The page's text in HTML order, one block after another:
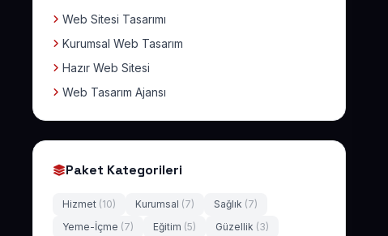
Web Sitesi Tasarımı
Kurumsal Web Tasarım
Hazır Web Sitesi
Web Tasarım Ajansı
Paket Kategorileri
Hizmet (10) Kurumsal (7) Sağlık (7)
Yeme-İçme (7) Eğitim (5) Güzellik (3)